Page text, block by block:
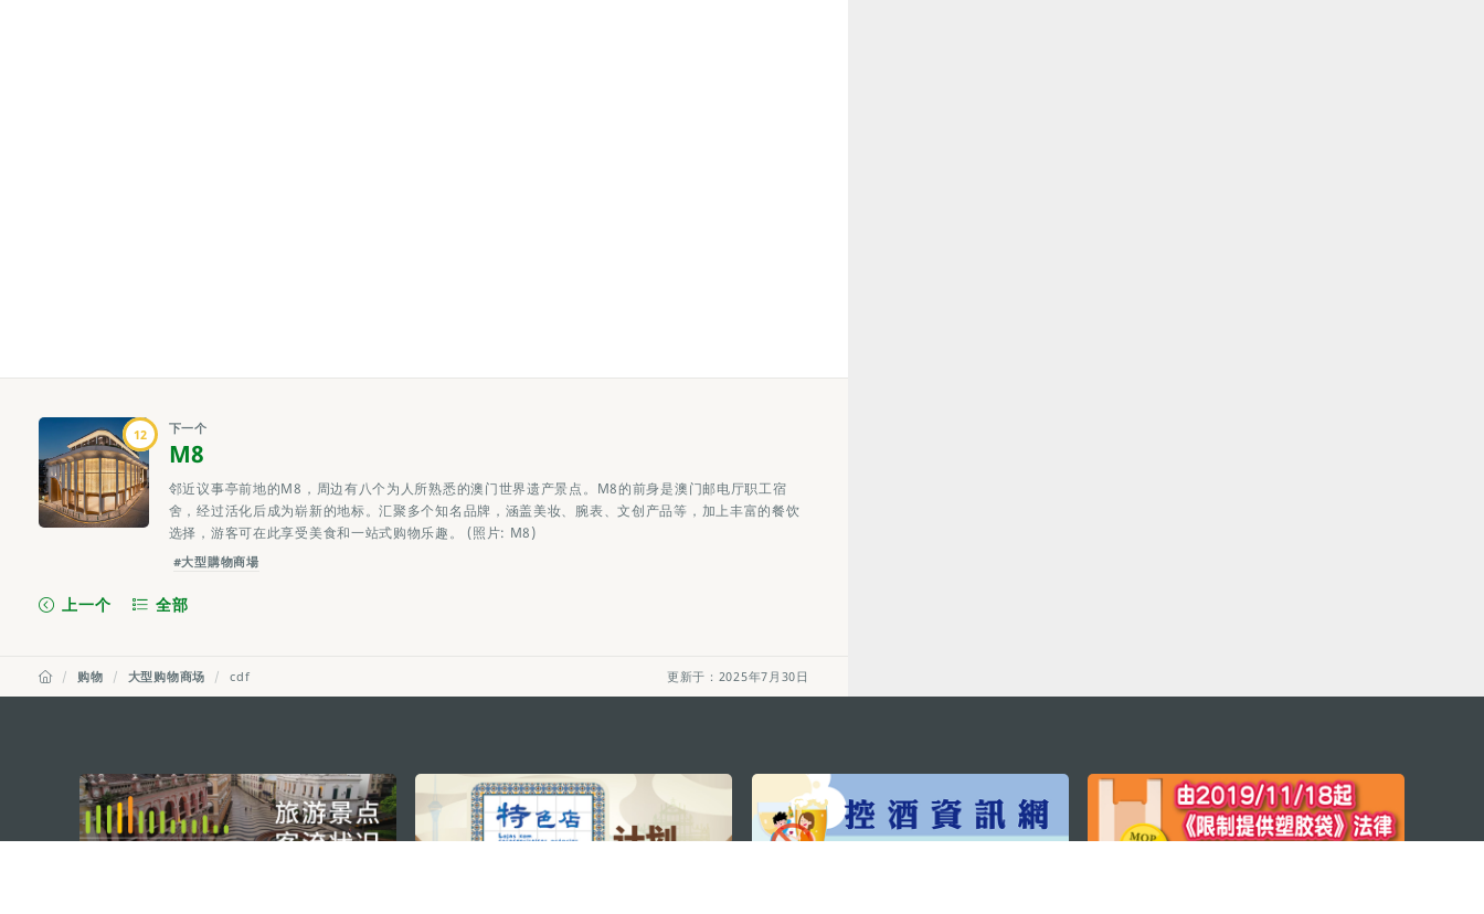
12 下一个
M8
邻近议事亭前地的M8，周边有八个为人所熟悉的澳门世界遗产景点。M8的前身是澳门邮电厅职工宿
舍，经过活化后成为崭新的地标。汇聚多个知名品牌，涵盖美妆、腕表、文创产品等，加上丰富的餐饮
选择，游客可在此享受美食和一站式购物乐趣。 (照片: M8)
#大型購物商場
上一个 全部
更新于：2025年7月30日
购物 大型购物商场 cdf
external links